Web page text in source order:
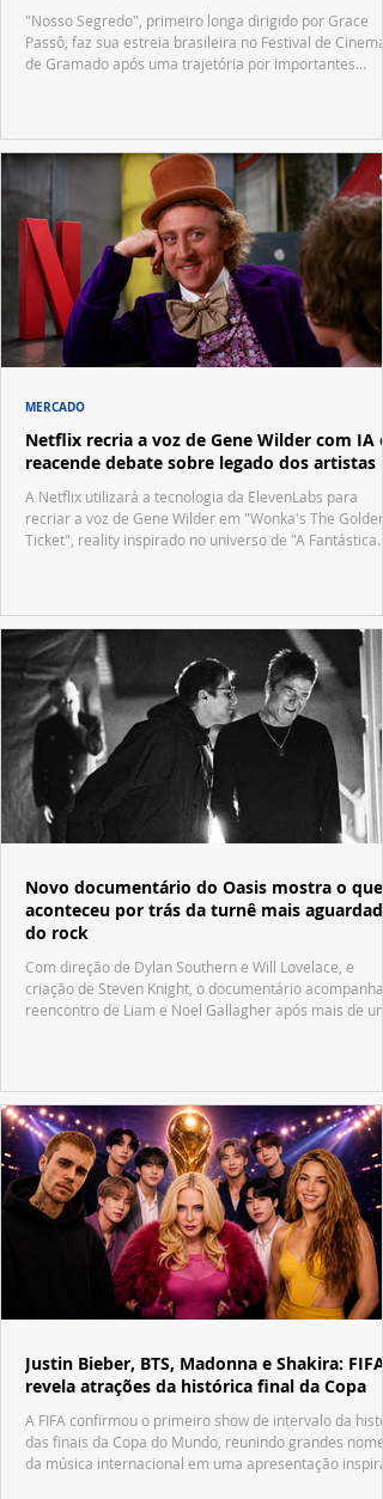
"Nosso Segredo", primeiro longa dirigido por Grace
Passô, faz sua estreia brasileira no Festival de Cinema
de Gramado após uma trajetória por importantes
Netflix recria a voz de Gene Wilder com IA e
reacende debate sobre legado dos artistas
A Netflix utilizará a tecnologia da ElevenLabs para
recriar a voz de Gene Wilder em "Wonka's The Golden
Ticket", reality inspirado no universo de "A Fantástica
MERCADO
Novo documentário do Oasis mostra o que
aconteceu por trás da turnê mais aguardada
do rock
Com direção de Dylan Southern e Will Lovelace, e
criação de Steven Knight, o documentário acompanha
reencontro de Liam e Noel Gallagher após mais de
Justin Bieber, BTS, Madonna e Shakira: FIFA
revela atrações da histórica final da Copa
A FIFA confirmou o primeiro show de intervalo da
das finais da Copa do Mundo, reunindo grandes nomes
da música internacional em uma apresentação